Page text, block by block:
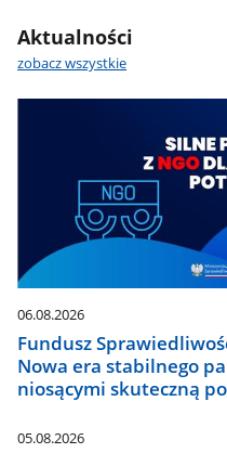
Aktualności
zobacz wszystkie
06.08.2026
Fundusz
Nowa era stabilnego
niosącymi skuteczną
05.08.2026